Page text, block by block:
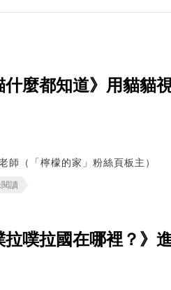
什麼都知道》用貓貓
師（「檸檬的家」粉絲頁板主）
閱讀
拉噗拉國在哪裡？》